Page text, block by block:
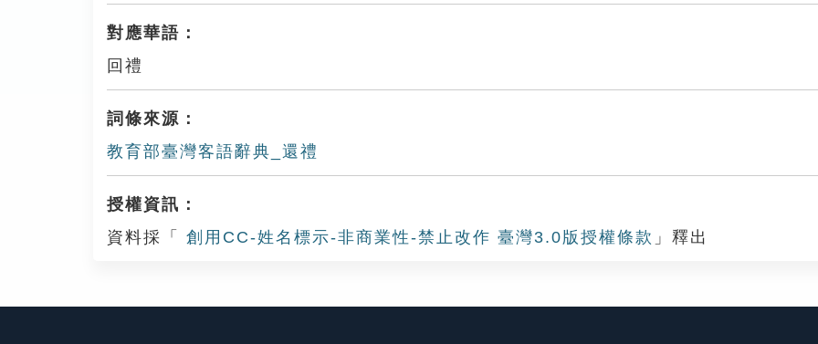
對應華語：
回禮
詞條來源：
教育部臺灣客語辭典_還禮
授權資訊：
資料採「
創用CC-姓名標示-非商業性-禁止改作 臺灣3.0版授權條款 」釋出